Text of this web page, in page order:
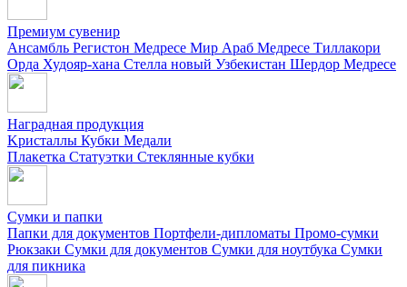
Премиум сувенир
Ансамбль Регистон Медресе Мир Араб Медресе Тиллакори
Орда Худояр-хана Стелла новый Узбекистан Шердор Медресе
Наградная продукция
Kристаллы Кубки Медали
Плакетка Статуэтки Стеклянные кубки
Сумки и папки
Папки для документов Портфели-дипломаты Промо-сумки
Рюкзаки Сумки для документов Сумки для ноутбука Сумки
для пикника